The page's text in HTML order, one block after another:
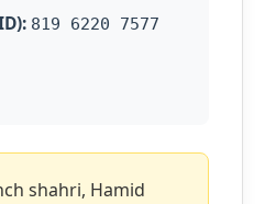
819 6220 7577
shahri, Hamid